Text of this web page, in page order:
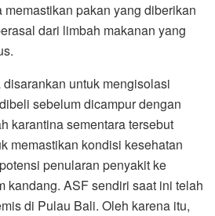
memastikan pakan yang diberikan
dari limbah makanan yang
untuk mengisolasi
sebelum dicampur dengan
karantina sementara tersebut
memastikan kondisi kesehatan
penularan penyakit ke
kandang. ASF sendiri saat ini telah
di Pulau Bali. Oleh karena itu,